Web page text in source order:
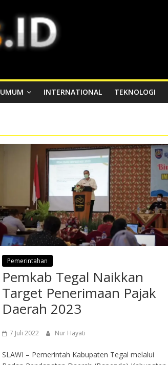
UMUM INTERNATIONAL TEKNOLOGI
Pemerintahan
Pemkab Tegal Naikkan
Target Penerimaan Pajak
Daerah 2023
7 Juli 2022 Nur Hayati
SLAWI – Pemerintah Kabupaten Tegal melalui